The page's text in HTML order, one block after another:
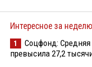
Интересное за неделю
1
Соцфонд: Средняя
превысила 27,2